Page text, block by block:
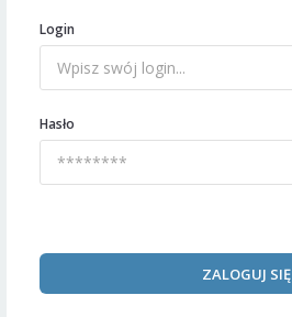
Login
Hasło
ZALOGUJ SIĘ